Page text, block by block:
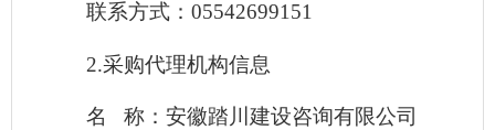
联系方式：05542699151
2.采购代理机构信息
名 称：安徽踏川建设咨询有限公司